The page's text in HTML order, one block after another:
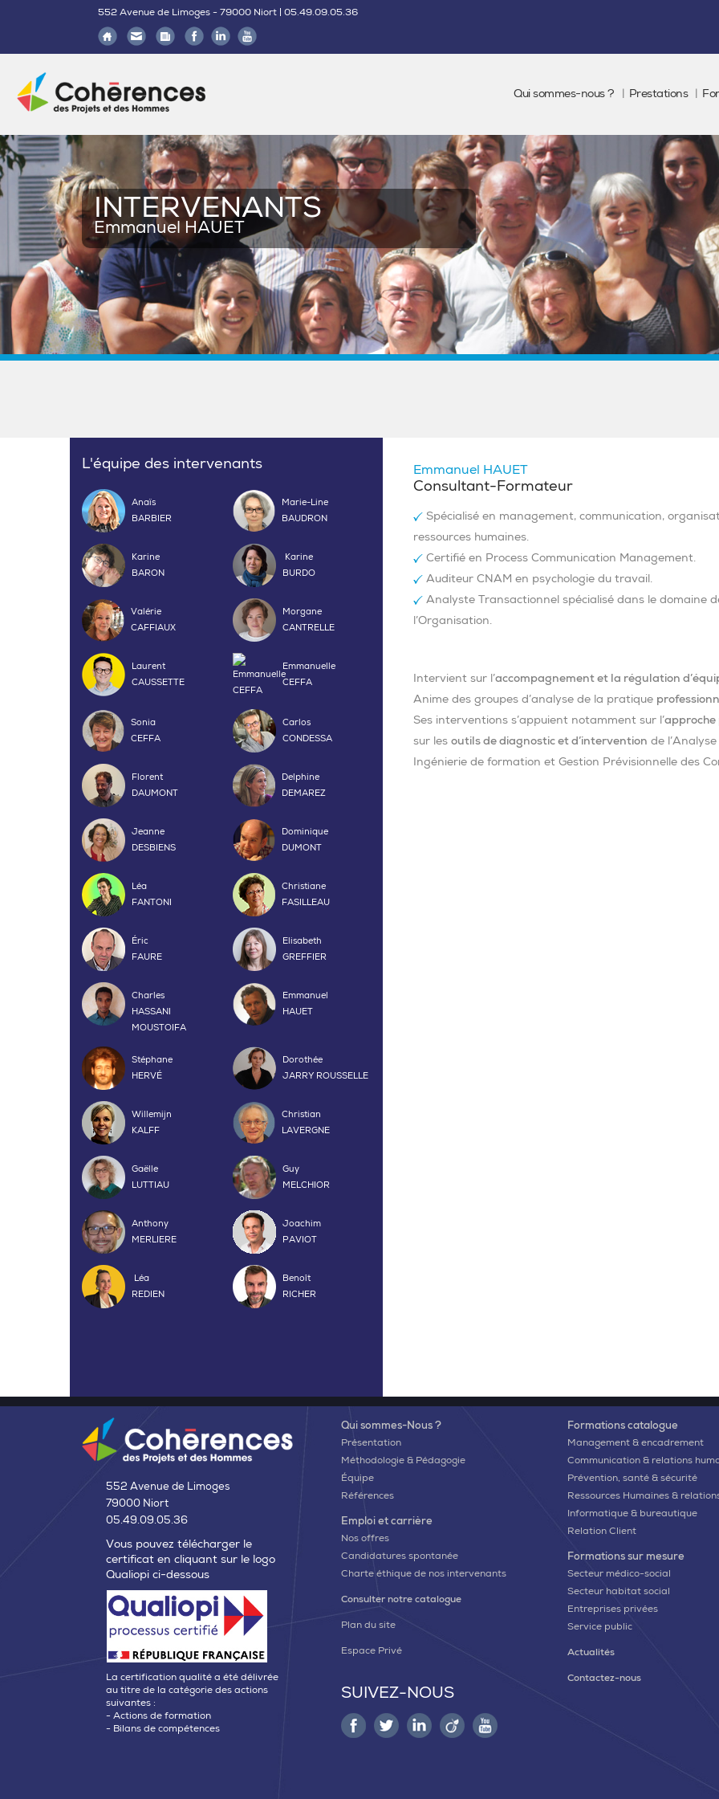
552 Avenue de Limoges - 79000 Niort | 05.49.09.05.36
Qui sommes-nous ? Prestations
INTERVENANTS
Emmanuel HAUET
L'équipe des intervenants
Anaïs
BARBIER
Marie-Line
BAUDRON
Karine
BARON
Karine
BURDO
Valérie
CAFFIAUX
Morgane
CANTRELLE
Laurent
CAUSSETTE
Emmanuelle
CEFFA
Sonia
CEFFA
Carlos
CONDESSA
Florent
DAUMONT
Delphine
DEMAREZ
Jeanne
DESBIENS
Dominique
DUMONT
Léa
FANTONI
Christiane
FASILLEAU
Éric
FAURE
Elisabeth
GREFFIER
Charles
HASSANI
MOUSTOIFA
Emmanuel
HAUET
Stéphane
HERVÉ
Dorothée
JARRY ROUSSELLE
Willemijn
KALFF
Christian
LAVERGNE
Gaëlle
LUTTIAU
Guy
MELCHIOR
Anthony
MERLIERE
Joachim
PAVIOT
Léa
REDIEN
Benoît
RICHER
Emmanuel HAUET
Consultant-Formateur
Spécialisé en management, communication,
ressources humaines.
Certifié en Process Communication Management.
Auditeur CNAM en psychologie du travail.
Analyste Transactionnel spécialisé dans le domaine
l’Organisation.
Intervient sur l’accompagnement et la régulation
Anime des groupes d’analyse de la pratique
Ses interventions s’appuient notamment sur l’approche
sur les outils de diagnostic et d’intervention de
Ingénierie de formation et Gestion Prévisionnelle des
552 Avenue de Limoges
79000 Niort
05.49.09.05.36
Vous pouvez télécharger le
certificat en cliquant sur le logo
Qualiopi ci-dessous
La certification qualité a été délivrée
au titre de la catégorie des actions
suivantes :
- Actions de formation
- Bilans de compétences
Qui sommes-Nous ?
Présentation
Méthodologie & Pédagogie
Équipe
Références
Emploi et carrière
Nos offres
Candidatures spontanée
Charte éthique de nos intervenants
Consulter notre catalogue
Plan du site
Espace Privé
SUIVEZ-NOUS
Formations catalogue
Management & encadrement
Communication & relations
Prévention, santé & sécurité
Ressources Humaines &
Informatique & bureautique
Relation Client
Formations sur mesure
Secteur médico-social
Secteur habitat social
Entreprises privées
Service public
Actualités
Contactez-nous